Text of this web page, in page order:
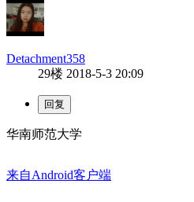
Detachment358
29楼 2018-5-3 20:09
华南师范大学
来自Android客户端